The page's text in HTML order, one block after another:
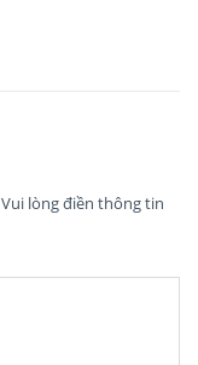
Vui lòng điền thông tin